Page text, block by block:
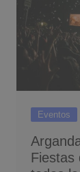
Eventos
Fiestas